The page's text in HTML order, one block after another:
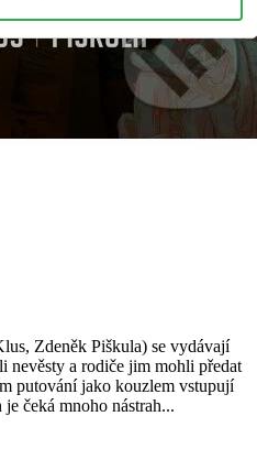
Zdeněk Piškula) se vydávají
nevěsty a rodiče jim mohli předat
putování jako kouzlem vstupují
čeká mnoho nástrah...